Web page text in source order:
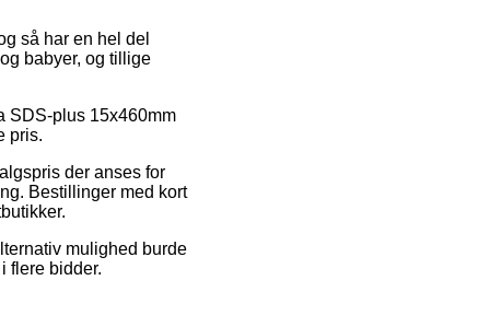
så har en hel del
babyer, og tillige
SDS-plus 15x460mm
pris.
der anses for
Bestillinger med kort
mulighed burde
flere bidder.